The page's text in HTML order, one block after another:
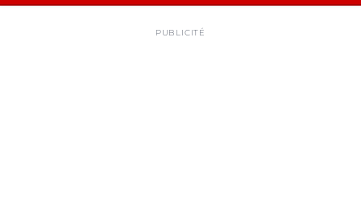
PUBLICITÉ